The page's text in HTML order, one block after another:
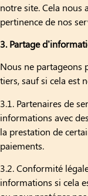
notre site. Cela nous
pertinence de nos
3. Partage
Nous ne partageons
tiers, sauf si cela est
3.1. Partenaires de
informations avec
la prestation de
paiements.
3.2. Conformité
informations si cela